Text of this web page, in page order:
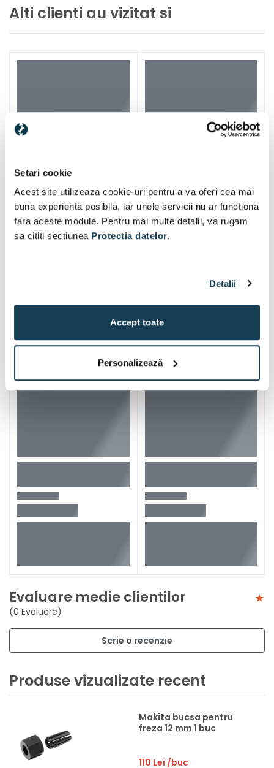
Setari cookie
Acest site utilizeaza cookie-uri pentru a va oferi cea mai
buna experienta posibila, iar unele servicii nu ar functiona
fara aceste module. Pentru mai multe detalii, va rugam
sa cititi sectiunea Protectia datelor.
Detalii
Accept toate
Personalizează
Alti clienti au vizitat si
Iti mai recomandam si
Evaluare medie clientilor
(0 Evaluare)
Scrie o recenzie
Produse vizualizate recent
Makita bucsa pentru
freza 12 mm 1 buc
110 Lei /buc